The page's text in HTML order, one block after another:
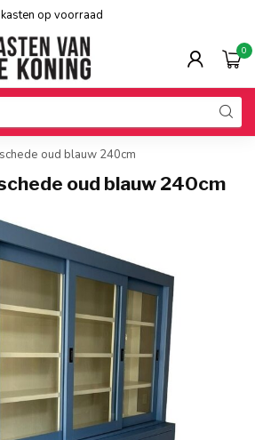
op voorraad
0
oud blauw 240cm
oud blauw 240cm